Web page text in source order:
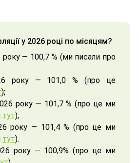
у 2026 році по місяцям?
року — 100,7 % (ми писали про
року — 101,0 % (про це
);
року — 101,7 % (про це ми
тут);
року — 101,4 % (про це ми
тут).
року — 100,9% (про це ми